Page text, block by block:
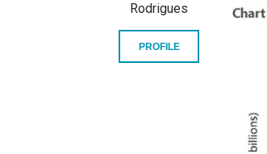
Rodrigues
PROFILE